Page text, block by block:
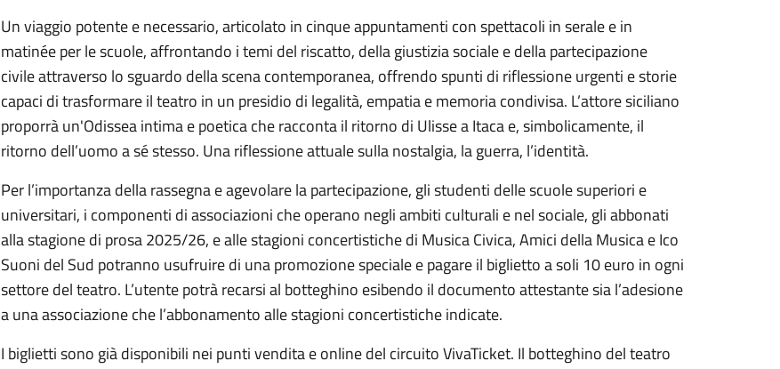
Un viaggio potente e necessario, articolato in cinque appuntamenti con spettacoli in serale e in
matinée per le scuole, affrontando i temi del riscatto, della giustizia sociale e della partecipazione
civile attraverso lo sguardo della scena contemporanea, offrendo spunti di riflessione urgenti e storie
capaci di trasformare il teatro in un presidio di legalità, empatia e memoria condivisa. L’attore siciliano
proporrà un'Odissea intima e poetica che racconta il ritorno di Ulisse a Itaca e, simbolicamente, il
ritorno dell’uomo a sé stesso. Una riflessione attuale sulla nostalgia, la guerra, l’identità.
Per l’importanza della rassegna e agevolare la partecipazione, gli studenti delle scuole superiori e
universitari, i componenti di associazioni che operano negli ambiti culturali e nel sociale, gli abbonati
alla stagione di prosa 2025/26, e alle stagioni concertistiche di Musica Civica, Amici della Musica e Ico
Suoni del Sud potranno usufruire di una promozione speciale e pagare il biglietto a soli 10 euro in ogni
settore del teatro. L’utente potrà recarsi al botteghino esibendo il documento attestante sia l’adesione
a una associazione che l’abbonamento alle stagioni concertistiche indicate.
I biglietti sono già disponibili nei punti vendita e online del circuito VivaTicket. Il botteghino del teatro